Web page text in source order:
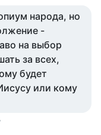
народа, но
-
на выбор
за всех,
будет
или кому